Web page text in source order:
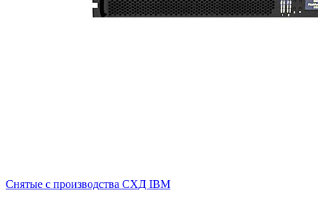
Снятые с производства СХД IBM